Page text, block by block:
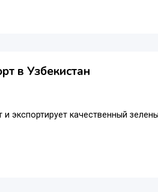
в Узбекистан
экспортирует качественный